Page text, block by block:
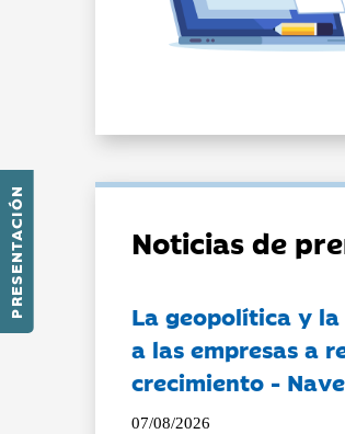
PRESENTACIÓN Noticias de
La geopolítica y
a las empresas a
crecimiento -
07/08/2026